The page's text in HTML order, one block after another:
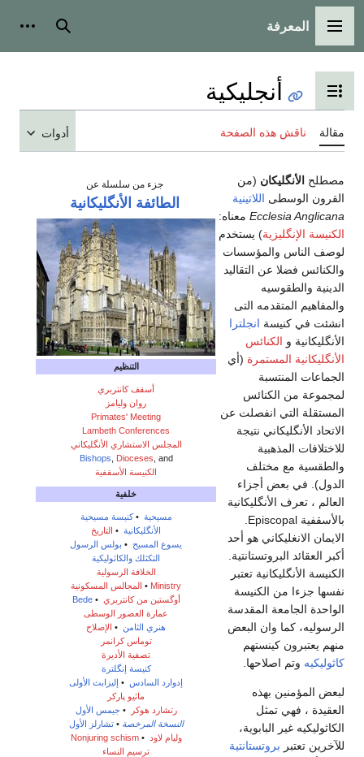
القائمة الرئيسية
المعرفة بحث
تبديل عرض جدول المحتويات
أنجليكية
مقالة ناقش هذه الصفحة أدوات
جزء من سلسلة عن
الطائفة الأنگليكانية
التنظيم
أسقف كانتربري
روان وليامز
Primates' Meeting
Lambeth Conferences
المجلس الاستشاري الأنگليكاني
Bishops
Dioceses , and
الكنيسة الأسقفية
خلفية
مسيحية •كنيسة مسيحية
الأنگليكانية • التاريخ
يسوع المسيح • بولس الرسول
التكثلك والكاثوليكية
الخلافة الرسولية
Ministry
• المجالس المسكونية
أوگستين من كانتربري •
Bede
عمارة العصور الوسطى
هنري الثامن • الإصلاح
توماس كرانمر
تصفية الأديرة
كنيسة إنگلترة
إدوارد السادس • إليزابث الأولى
ماثيو پاركر
رتشارد هوكر
• جيمس الأول
النسخة المرخصة •تشارلز الأول
وليام لاود
•
Nonjuring schism
ترسيم النساء
مصطلح الأنگليكان (من
القرون الوسطى اللاتينية
Ecclesia Anglicana معناه:
الكنيسة الإنگليزية) يستخدم
لوصف الناس والمؤسسات
والكنائس فضلا عن التقاليد
الدينية والطقوسيه
والمفاهيم المتقدمه التى
انشئت في كنيسة انجلترا
الأنگليكانية و الكنائس
الأنگليكانية المستمرة (أي
الجماعات المنتسبة
لمجموعة من الكنائس
المستقلة التي انفصلت عن
الاتحاد الأنگليكاني نتيجة
للاختلافات المذهبية
والطقسية مع مختلف
الدول). في بعض أجزاء
العالم ، تعرف الأنگليكانية
الايمان الانغليكاني هو أحد
أكبر العقائد البروتستانتية.
الكنيسة الأنگليكانية تعتبر
نفسها جزءا من الكنيسة
الواحدة الجامعة المقدسة
الرسوليه، كما وان البعض
منهم يعتبرون كينستهم
كاثوليكيه وتم اصلاحها.
لبعض المؤمنين بهذه
العقيدة ، فهي تمثل
الكاثوليكيه غير البابوية،
للآخرين تعتبر بروتستانتية